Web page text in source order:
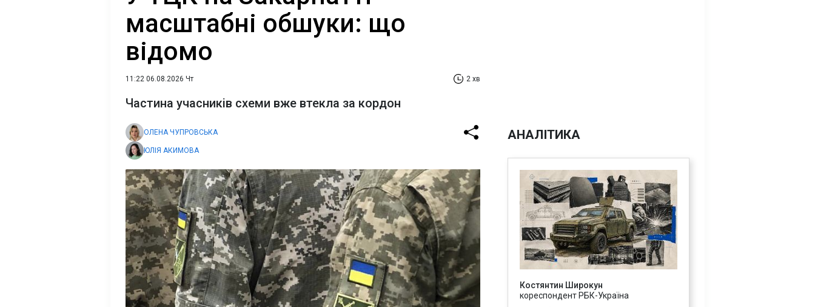
масштабні обшуки: що
відомо
11:22 06.08.2026 Чт 2 хв
Частина учасників схеми вже втекла за кордон
ОЛЕНА ЧУПРОВСЬКА
ЮЛІЯ АКИМОВА
АНАЛІТИКА
Костянтин Широкун
кореспондент РБК-Україна